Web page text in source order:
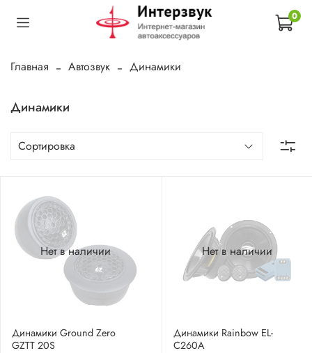
0
Главная Автозвук Динамики
Динамики
Нет в наличии
Динамики Ground Zero
GZTT 20S
Нет в наличии
Динамики Rainbow EL-
C260A